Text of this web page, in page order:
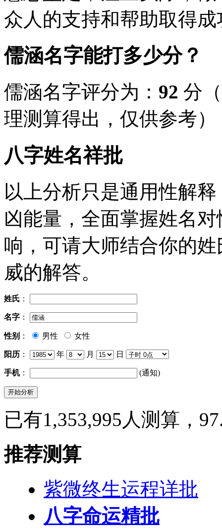
众人的支持和帮助取得成
儒涵名字能打多少分？
儒涵名字评分为： 92 分
理测算得出，仅供参考）
八字姓名祥批
以上分析只是通用性解
凶能量，全面掌握姓名
响，可请大师结合你的
威的解答。
姓氏 ：
名字 ：
性别 ： 男性 女性
阳历 ： 年 月 日
手机： (通知)
已有1,353,995人测算，
推荐测算
紫微终生运程详批
八字命运精批